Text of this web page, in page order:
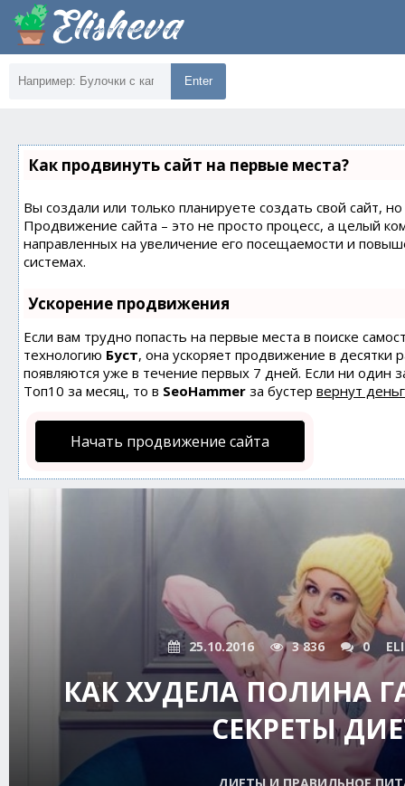
Enter
Как продвинуть сайт на первые места?
Вы создали или только планируете создать свой сайт,
Продвижение сайта – это не просто процесс, а целый
направленных на увеличение его посещаемости и
системах.
Ускорение продвижения
Если вам трудно попасть на первые места в поиске
технологию Буст, она ускоряет продвижение в десятки
появляются уже в течение первых 7 дней. Если ни один
Топ10 за месяц, то в SeoHammer за бустер вернут
Начать продвижение сайта
25.10.2016 3 836 0
КАК ХУДЕЛА ПОЛИНА
СЕКРЕТЫ